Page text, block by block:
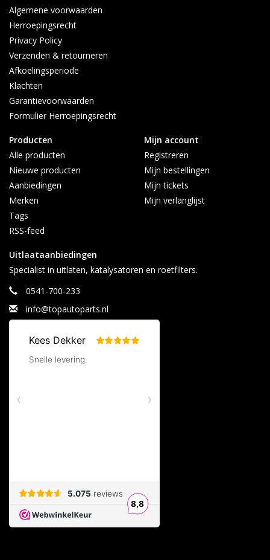
Algemene voorwaarden
Herroepingsrecht
Privacy Policy
Verzenden & retourneren
Afkoelingsperiode
Klachten
Garantievoorwaarden
Formulier Herroepingsrecht
Producten
Alle producten
Nieuwe producten
Aanbiedingen
Merken
Tags
RSS-feed
Mijn account
Registreren
Mijn bestellingen
Mijn tickets
Mijn verlanglijst
Uitlaataanbiedingen
Specialist in uitlaten, katalysatoren en roetfilters.
0541-700-233
info@topautoparts.nl